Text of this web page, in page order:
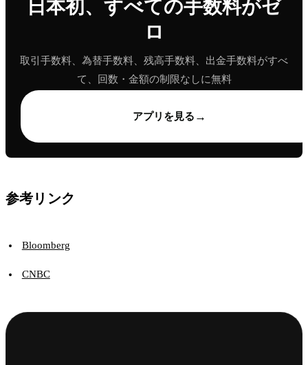
日本初、すべての手数料がゼ
ロ
取引手数料、為替手数料、残高手数料、出金手数料がすべ
て、回数・金額の制限なしに無料
アプリを見る →
参考リンク
Bloomberg
CNBC